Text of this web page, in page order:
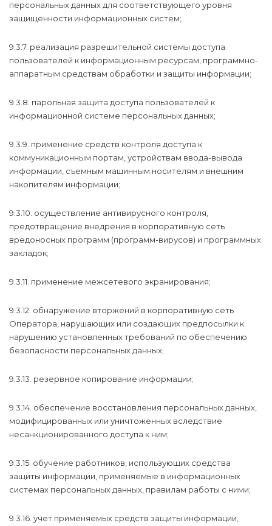
персональных данных для соответствующего уровня
защищенности информационных систем;
9.3.7. реализация разрешительной системы доступа
пользователей к информационным ресурсам, программно-
аппаратным средствам обработки и защиты информации;
9.3.8. парольная защита доступа пользователей к
информационной системе персональных данных;
9.3.9. применение средств контроля доступа к
коммуникационным портам, устройствам ввода-вывода
информации, съемным машинным носителям и внешним
накопителям информации;
9.3.10. осуществление антивирусного контроля,
предотвращение внедрения в корпоративную сеть
вредоносных программ (программ-вирусов) и программных
закладок;
9.3.11. применение межсетевого экранирования;
9.3.12. обнаружение вторжений в корпоративную сеть
Оператора, нарушающих или создающих предпосылки к
нарушению установленных требований по обеспечению
безопасности персональных данных;
9.3.13. резервное копирование информации;
9.3.14. обеспечение восстановления персональных данных,
модифицированных или уничтоженных вследствие
несанкционированного доступа к ним;
9.3.15. обучение работников, использующих средства
защиты информации, применяемые в информационных
системах персональных данных, правилам работы с ними;
9.3.16. учет применяемых средств защиты информации,